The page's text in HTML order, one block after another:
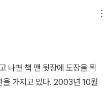
나면 책 맨 뒷장에 도장을 찍
을 가지고 있다. 2003년 10월